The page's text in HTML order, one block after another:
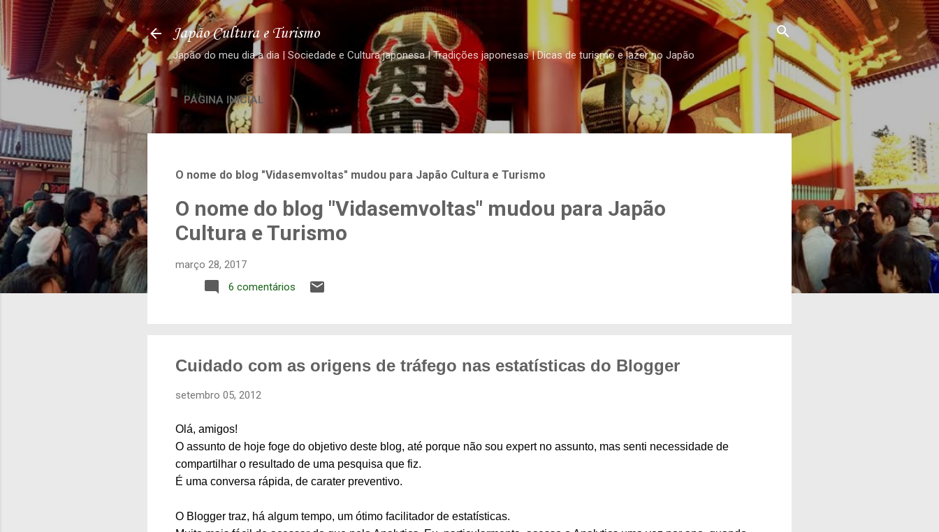
Pular para o conteúdo principal
Japão Cultura e Turismo
Japão do meu dia a dia | Sociedade e Cultura japonesa | Tradições japonesas | Dicas de turismo e lazer no Japão
PÁGINA INICIAL
O nome do blog "Vidasemvoltas" mudou para Japão Cultura e Turismo
O nome do blog "Vidasemvoltas" mudou para Japão
Cultura e Turismo
março 28, 2017
6 comentários
Cuidado com as origens de tráfego nas estatísticas do Blogger
setembro 05, 2012
Olá, amigos!
O assunto de hoje foge do objetivo deste blog, até porque não sou expert no assunto, mas senti necessidade de
compartilhar o resultado de uma pesquisa que fiz.
É uma conversa rápida, de carater preventivo.
O Blogger traz, há algum tempo, um ótimo facilitador de estatísticas.